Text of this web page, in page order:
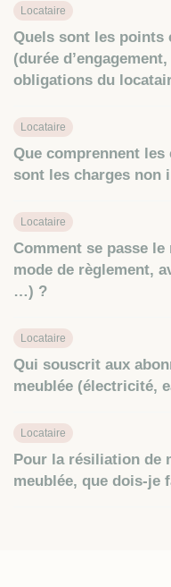
Locataire
Quels sont les points
(durée
obligations du
Locataire
Que comprennent
sont les charges non
Locataire
Comment se passe
mode de règlement,
…) ?
Locataire
Qui souscrit aux
meublée (électricité,
Locataire
Pour la résiliation de
meublée, que dois-je